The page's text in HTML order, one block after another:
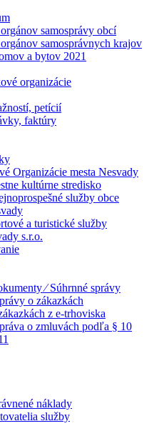
samosprávy obcí
samosprávnych krajov
a bytov 2021
organizácie
petícií
faktúry
Organizácie mesta Nesvady
kultúrne stredisko
služby obce
a turistické služby
s.r.o.
⁄ Súhrnné správy
o zákazkách
z e-trhoviska
o zmluvách podľa § 10
náklady
služby